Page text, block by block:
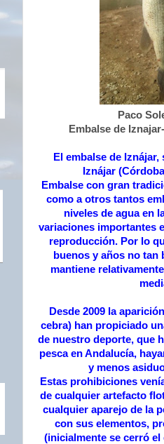
Paco
Embalse de
El embalse de
Iznájar
Embalse con gran
como a otros tantos
niveles de agua en
variaciones importantes
reproducción. Por lo
buenos y años no tan
mantiene
Desde 2009 la
cebra) han propiciado
de nuestro deporte, que
pesca en Andalucía,
y menos
Estas prohibiciones
de cualquier artefacto
cualquier aparejo de la
con sus elementos,
(inicialmente se cerró el